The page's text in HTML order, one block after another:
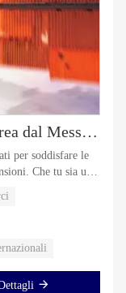
Spedizioni internazionali via aerea dal Messico alla Cina
per soddisfare le
Che tu sia un
con la massima